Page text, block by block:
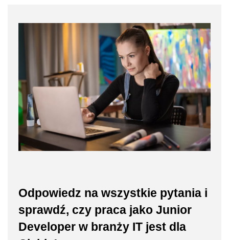
Odpowiedz na wszystkie pytania i
sprawdź, czy praca jako Junior
Developer w branży IT jest dla